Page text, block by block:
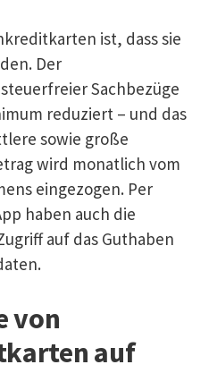
ist, dass sie
Der
Sachbezüge
reduziert – und das
sowie große
wird monatlich vom
eingezogen. Per
haben auch die
auf das Guthaben
von
auf